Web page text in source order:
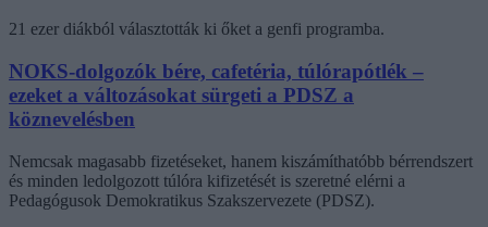
21 ezer diákból választották ki őket a genfi programba.
NOKS-dolgozók bére, cafetéria, túlórapótlék –
ezeket a változásokat sürgeti a PDSZ a
köznevelésben
Nemcsak magasabb fizetéseket, hanem kiszámíthatóbb bérrendszert
és minden ledolgozott túlóra kifizetését is szeretné elérni a
Pedagógusok Demokratikus Szakszervezete (PDSZ).